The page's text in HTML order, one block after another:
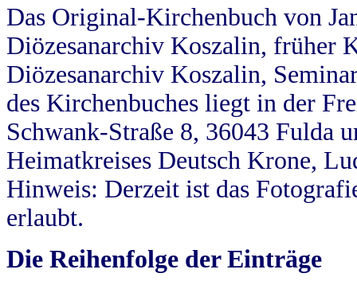
Das Original-Kirchenbuch von
Diözesanarchiv Koszalin, früher
Diözesanarchiv Koszalin,
des Kirchenbuches liegt in der
Schwank-Straße 8, 36043 Fulda
Heimatkreises Deutsch Krone,
Hinweis: Derzeit ist das
erlaubt.
Die Reihenfolge der Einträge